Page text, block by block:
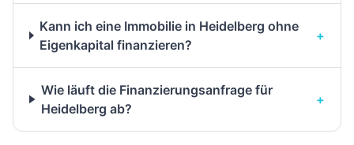
Kann ich eine Immobilie in Heidelberg ohne
Eigenkapital finanzieren?
+
Wie läuft die Finanzierungsanfrage für
Heidelberg ab?
+